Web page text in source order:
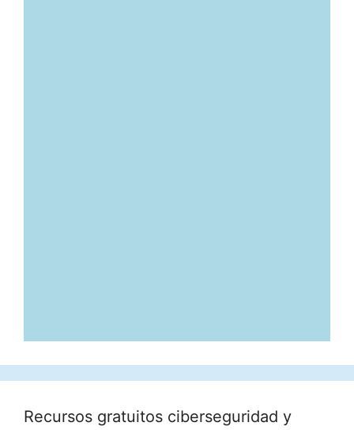
Recursos gratuitos ciberseguridad y